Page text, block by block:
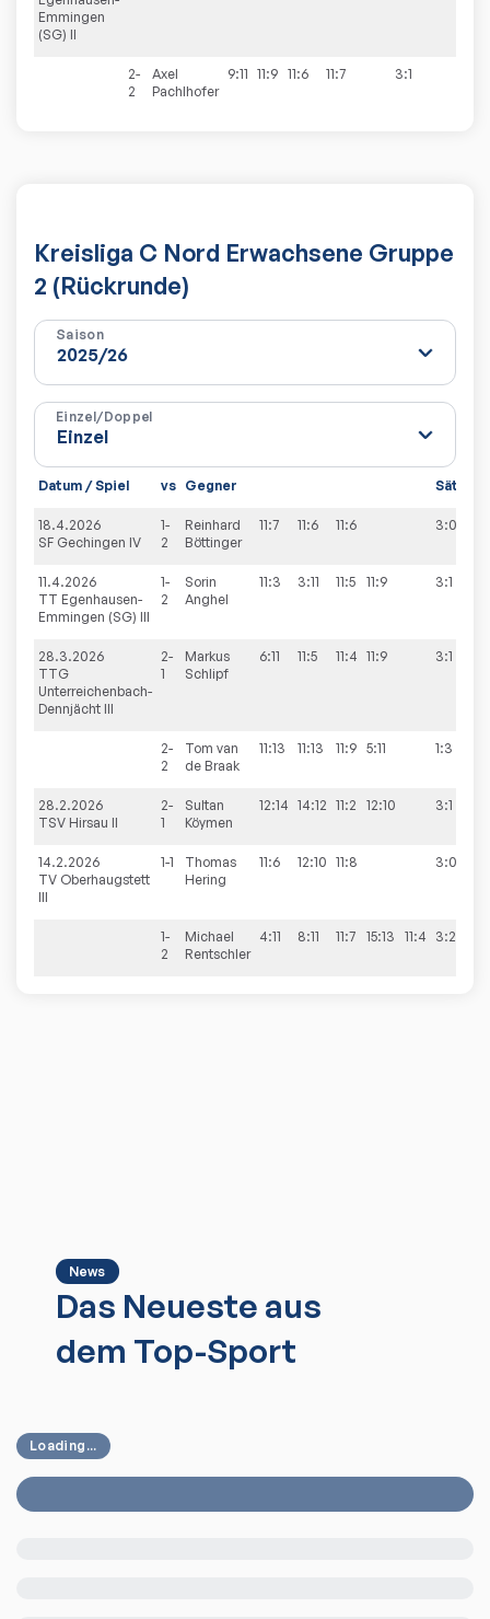
Emmingen
(SG) II
2-
2
Axel
Pachlhofer
9:11 11:9 11:6 11:7 3:1
Kreisliga C Nord Erwachsene Gruppe
2 (Rückrunde)
Saison
Einzel/Doppel
Datum / Spiel vs Gegner Sätze
18.4.2026
SF Gechingen IV
1-
2
Reinhard
Böttinger
11:7 11:6 11:6 3:0
11.4.2026
TT Egenhausen-
Emmingen (SG) III
1-
2
Sorin
Anghel
11:3 3:11 11:5 11:9 3:1
28.3.2026
TTG
Unterreichenbach-
Dennjächt III
2-
1
Markus
Schlipf
6:11 11:5 11:4 11:9 3:1
2-
2
Tom van
de Braak
11:13 11:13 11:9 5:11 1:3
28.2.2026
TSV Hirsau II
2-
1
Sultan
Köymen
12:14 14:12 11:2 12:10 3:1
14.2.2026
TV Oberhaugstett
III
1-1
Thomas
Hering
11:6 12:10 11:8 3:0
1-
2
Michael
Rentschler
4:11 8:11 11:7 15:13 11:4 3:2
News
Das Neueste aus
dem Top-Sport
Loading...